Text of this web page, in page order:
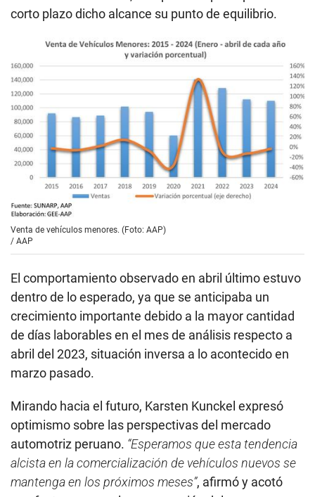
corto plazo dicho alcance su punto de equilibrio.
Venta de vehículos menores. (Foto: AAP)
/ AAP
El comportamiento observado en abril último estuvo
dentro de lo esperado, ya que se anticipaba un
crecimiento importante debido a la mayor cantidad
de días laborables en el mes de análisis respecto a
abril del 2023, situación inversa a lo acontecido en
marzo pasado.
Mirando hacia el futuro, Karsten Kunckel expresó
optimismo sobre las perspectivas del mercado
automotriz peruano. “Esperamos que esta tendencia
alcista en la comercialización de vehículos nuevos se
mantenga en los próximos meses”, afirmó y acotó